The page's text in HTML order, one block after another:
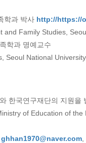
학과 박사 http://https://
and Family Studies,
학과 명예교수
Seoul National
한국연구재단의 지원
of Education of
ghhan1970@naver.com,